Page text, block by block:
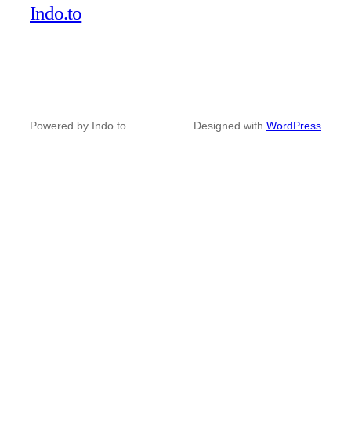
Indo.to
Powered by Indo.to Designed with WordPress